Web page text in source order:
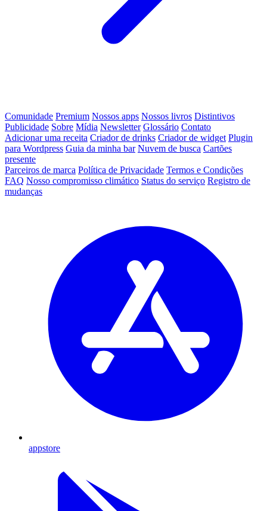
Comunidade Premium Nossos apps Nossos livros Distintivos
Publicidade Sobre Mídia Newsletter Glossário Contato
Adicionar uma receita Criador de drinks Criador de widget Plugin
para Wordpress Guia da minha bar Nuvem de busca Cartões
presente
Parceiros de marca Política de Privacidade Termos e Condições
FAQ Nosso compromisso climático Status do serviço Registro de
mudanças
appstore